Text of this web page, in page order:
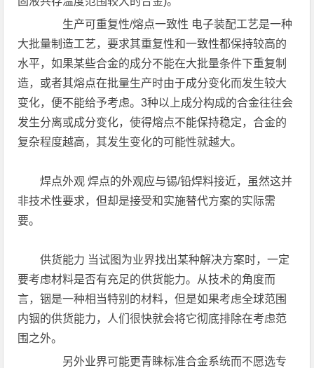
生产可重复性/熔点一致性 电子装配工艺是一种
大批量制造工艺，要求其重复性和一致性都保持较高的
水平，如果某些合金的成分不能在大批量条件下重复制
造，或者其熔点在批量生产时由于成分变化而发生较大
变化，便不能给予考虑。3种以上成分构成的合金往往会
发生分离或成分变化，使得熔点不能保持稳定，合金的
复杂程度越高，其发生变化的可能性就越大。
焊点外观 焊点的外观应与锡/铅焊料接近，虽然这并
非技术性要求，但却是接受和实施替代方案的实际需
要。
供货能力 当试图为业界找出某种解决方案时，一定
要考虑材料是否有充足的供货能力。从技术的角度而
言，铟是一种相当特别的材料，但是如果考虑全球范围
内铟的供货能力，人们很快就会将它彻底排除在考虑范
围之外。
另外业界可能更青睐标准合金系统而不愿选专